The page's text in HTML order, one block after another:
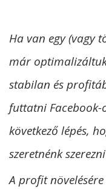
Ha van egy (vagy
már
stabilan és
futtatni
következő lépés,
szeretnénk
A profit